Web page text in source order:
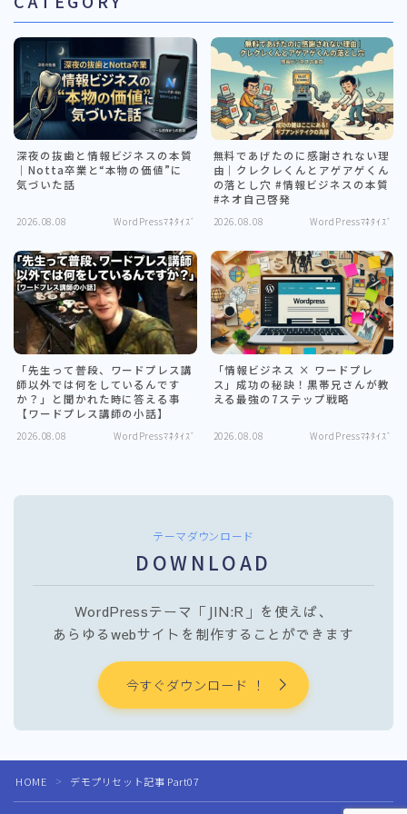
Follow Me
深夜の抜歯と情報ビジネスの本質
｜Notta卒業と“本物の価値”に
気づいた話
2026.08.08 WordPressﾏﾈﾀｲｽﾞ
無料であげたのに感謝されない理
由｜クレクレくんとアゲアゲくん
の落とし穴 #情報ビジネスの本質
#ネオ自己啓発
2026.08.08 WordPressﾏﾈﾀｲｽﾞ
「先生って普段、ワードプレス講
師以外では何をしているんです
か？」と聞かれた時に答える事
【ワードプレス講師の小話】
2026.08.08 WordPressﾏﾈﾀｲｽﾞ
「情報ビジネス × ワードプレ
ス」成功の秘訣！黒帯兄さんが教
える最強の7ステップ戦略
2026.08.08 WordPressﾏﾈﾀｲｽﾞ
テーマダウンロード
DOWNLOAD
WordPressテーマ「JIN:R」を使えば、
あらゆるwebサイトを制作することができます
今すぐダウンロード ！
HOME ＞ デモプリセット記事 Part07